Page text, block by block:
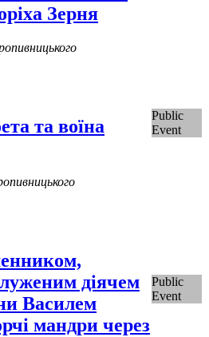
Зерня
та воїна
Public
Event
діячем
Василем
мандри через
Public
Event